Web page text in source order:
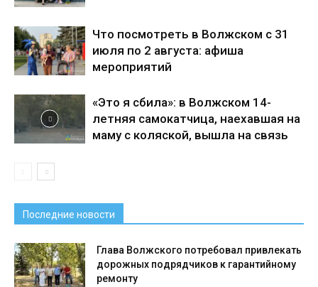
Что посмотреть в Волжском с 31
июля по 2 августа: афиша
мероприятий
«Это я сбила»: в Волжском 14-
летняя самокатчица, наехавшая на
маму с коляской, вышла на связь
Последние новости
Глава Волжского потребовал привлекать
дорожных подрядчиков к гарантийному
ремонту